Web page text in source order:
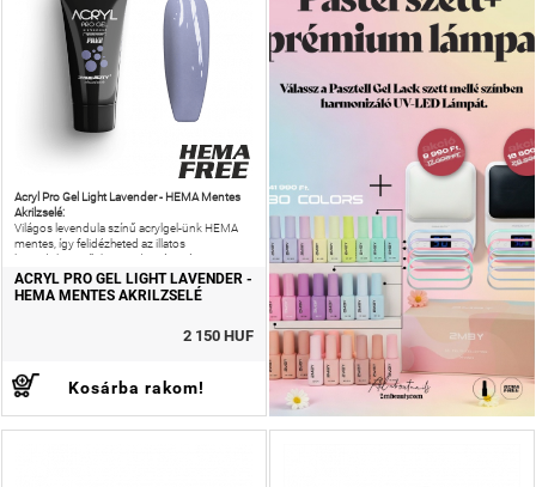
Acryl Pro Gel Light Lavender - HEMA Mentes
Akrilzselé:
Világos levendula színű acrylgel-ünk HEMA
mentes, így felidézheted az illatos
levendulamezőt körmeiden, és még az
allergiás reakciók kockázatát is csökkentheted!
ACRYL PRO GEL LIGHT LAVENDER -
HEMA MENTES AKRILZSELÉ
2 150 HUF
Kosárba rakom!